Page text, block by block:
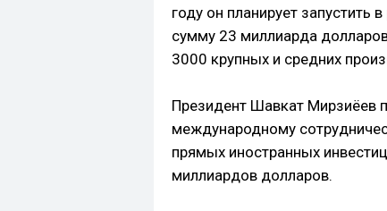
году он планирует запустить
сумму 23 миллиарда
3000 крупных и средних
Президент Шавкат Мирзиёев
международному
прямых иностранных
миллиардов долларов.